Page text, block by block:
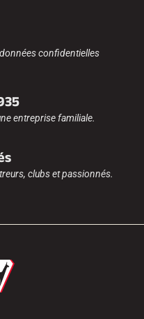
confidentielles
entreprise familiale.
clubs et passionnés.